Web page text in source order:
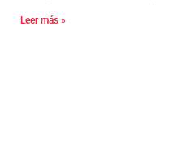
Leer más »